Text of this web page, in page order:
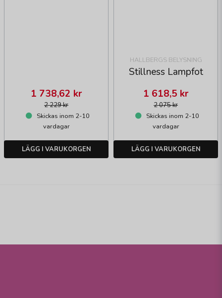
2 229 kr
1 738,62 kr
Skickas inom 2-10
vardagar
LÄGG I VARUKORGEN
HALLBERGS BELYSNING
Stillness Lampfot
2 075 kr
1 618,5 kr
Skickas inom 2-10
vardagar
LÄGG I VARUKORGEN